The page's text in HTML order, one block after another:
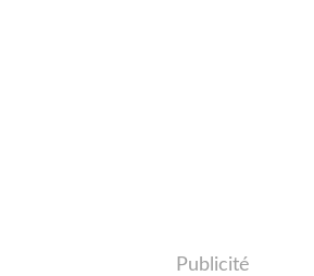
Publicité